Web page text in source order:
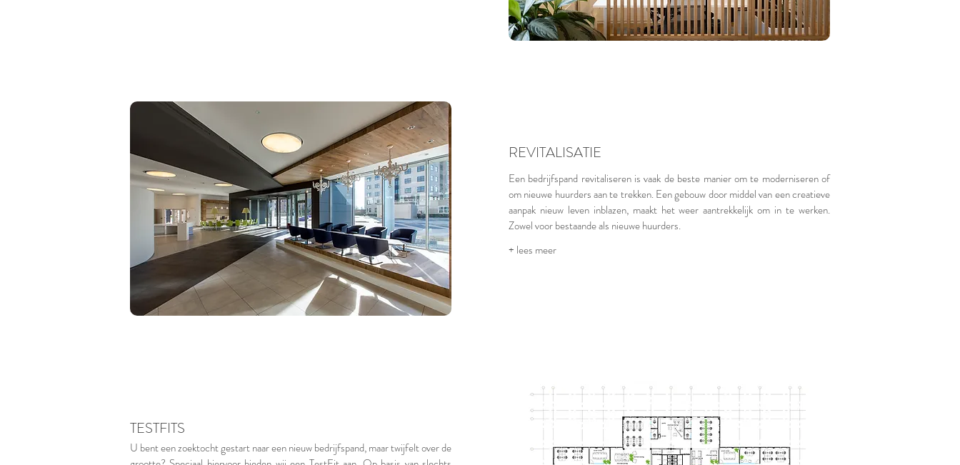
REVITALISATIE
Een bedrijfspand revitaliseren is vaak de beste manier om te moderniseren of
om nieuwe huurders aan te trekken. Een gebouw door middel van een creatieve
aanpak nieuw leven inblazen, maakt het weer aantrekkelijk om in te werken.
Zowel voor bestaande als nieuwe huurders.
+ lees meer
TESTFITS
U bent een zoektocht gestart naar een nieuw bedrijfspand, maar twijfelt over de